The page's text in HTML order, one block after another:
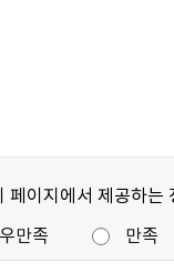
페이지에서 제공하는
만족
만족